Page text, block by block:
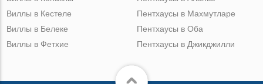
Виллы в Кестеле
Виллы в Белеке
Виллы в Фетхие
Пентхаусы в Махмутларе
Пентхаусы в Оба
Пентхаусы в Джикджилли